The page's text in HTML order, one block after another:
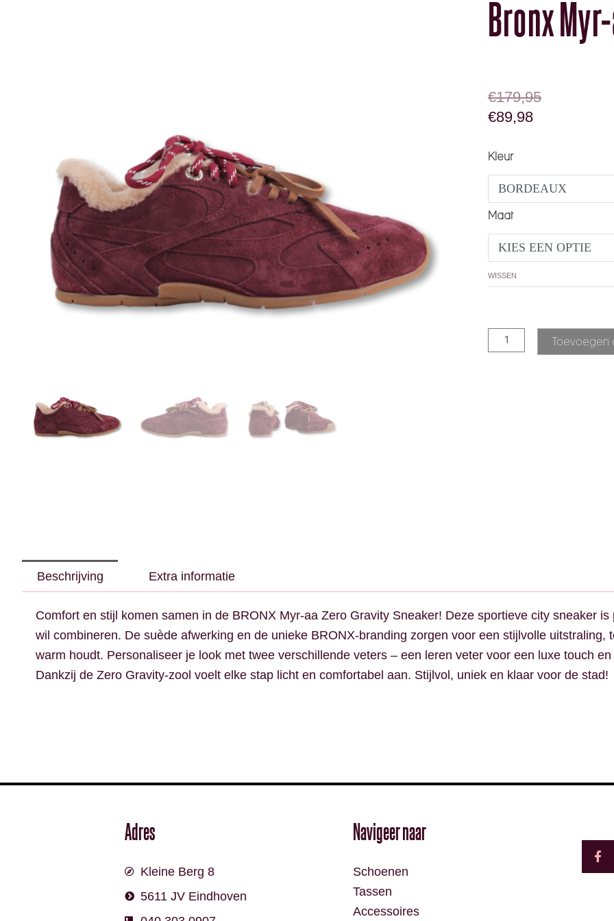
Bronx
€179,95
€89,98
HUIDIGE PRIJS
Kleur
Maat
WISSEN
Bronx Myr-aa 66647-
Toevoegen
Beschrijving Extra informatie
Comfort en stijl komen samen in de BRONX Myr-aa Zero Gravity Sneaker! Deze sportieve city sneaker
wil combineren. De suède afwerking en de unieke BRONX-branding zorgen voor een stijlvolle
warm houdt. Personaliseer je look met twee verschillende veters – een leren veter voor een luxe touch
Dankzij de Zero Gravity-zool voelt elke stap licht en comfortabel aan. Stijlvol, uniek en klaar voor de stad!
Adres
Kleine Berg 8
5611 JV Eindhoven
Navigeer naar
Schoenen
Tassen
Accessoires
c
e
b